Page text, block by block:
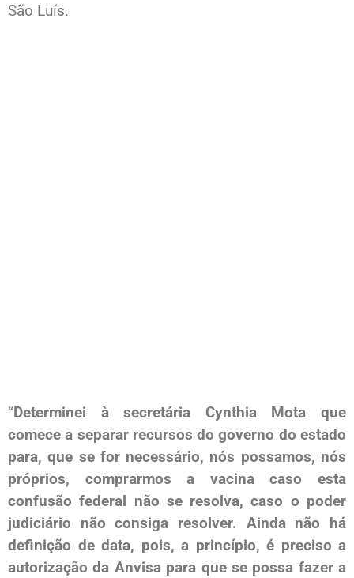
São Luís.
“Determinei à secretária Cynthia Mota que
comece a separar recursos do governo do estado
para, que se for necessário, nós possamos, nós
próprios, comprarmos a vacina caso esta
confusão federal não se resolva, caso o poder
judiciário não consiga resolver. Ainda não há
definição de data, pois, a princípio, é preciso a
autorização da Anvisa para que se possa fazer a